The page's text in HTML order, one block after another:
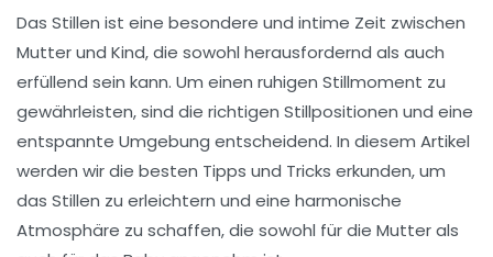
Das Stillen ist eine besondere und intime Zeit zwischen
Mutter und Kind, die sowohl herausfordernd als auch
erfüllend sein kann. Um einen ruhigen Stillmoment zu
gewährleisten, sind die richtigen Stillpositionen und eine
entspannte Umgebung entscheidend. In diesem Artikel
werden wir die besten Tipps und Tricks erkunden, um
das Stillen zu erleichtern und eine harmonische
Atmosphäre zu schaffen, die sowohl für die Mutter als